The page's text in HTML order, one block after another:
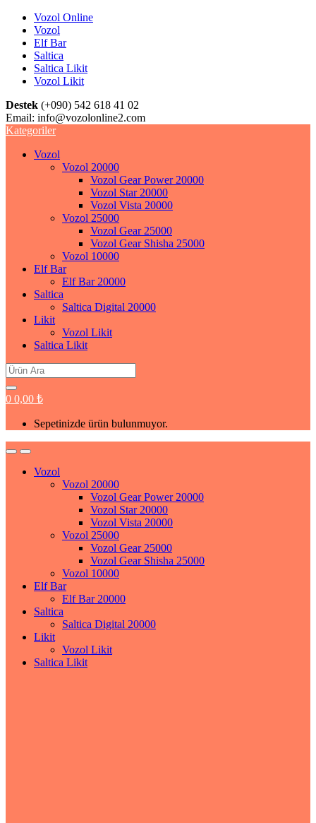
Vozol Online
Vozol
Elf Bar
Saltica
Saltica Likit
Vozol Likit
Destek (+090) 542 618 41 02
Email: info@vozolonline2.com
Kategoriler
Vozol
Vozol 20000
Vozol Gear Power 20000
Vozol Star 20000
Vozol Vista 20000
Vozol 25000
Vozol Gear 25000
Vozol Gear Shisha 25000
Vozol 10000
Elf Bar
Elf Bar 20000
Saltica
Saltica Digital 20000
Likit
Vozol Likit
Saltica Likit
Search
for:
0 0,00 ₺
Sepetinizde ürün bulunmuyor.
Vozol
Vozol 20000
Vozol Gear Power 20000
Vozol Star 20000
Vozol Vista 20000
Vozol 25000
Vozol Gear 25000
Vozol Gear Shisha 25000
Vozol 10000
Elf Bar
Elf Bar 20000
Saltica
Saltica Digital 20000
Likit
Vozol Likit
Saltica Likit